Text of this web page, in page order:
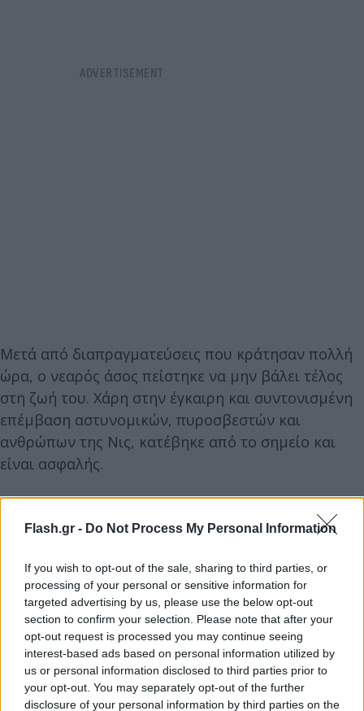
Flash.gr - Do Not Process My Personal Information
If you wish to opt-out of the sale, sharing to third parties, or
processing of your personal or sensitive information for
targeted advertising by us, please use the below opt-out
section to confirm your selection. Please note that after your
opt-out request is processed you may continue seeing
interest-based ads based on personal information utilized by
us or personal information disclosed to third parties prior to
your opt-out. You may separately opt-out of the further
disclosure of your personal information by third parties on the
Μετά από διαπραγματεύσεις που κράτησαν πολλή
ώρα, ο νεαρός άσος πείστηκε να μην βάλει τέλος
στη ζωή του. Χάρη στην έγκαιρη και συντονισμένη
επέμβαση αστυνομικών, πυροσβεστών και
ανθρώπων της Νις, κατέβηκε από το σημείο και
είναι ασφαλής.
Ο Μπεκά Μπεκά διακομίστηκε σε κλινική και θα
του παρασχεθεί ιατρική και ψυχολογική φροντίδα.
προγραμματιστεί για την Παρασκευή.